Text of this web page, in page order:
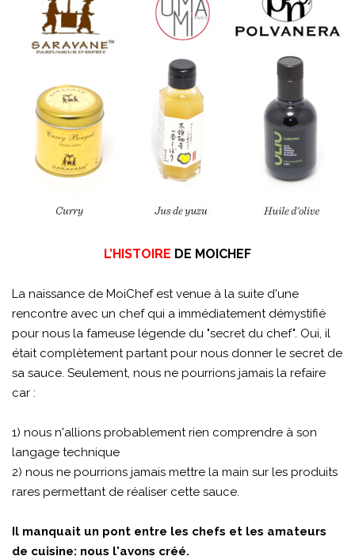
L’HISTOIRE DE MOICHEF
La naissance de MoiChef est venue à la suite d'une
rencontre avec un chef qui a immédiatement démystifié
pour nous la fameuse légende du "secret du chef". Oui, il
était complètement partant pour nous donner le secret de
sa sauce. Seulement, nous ne pourrions jamais la refaire
car :
1) nous n'allions probablement rien comprendre à son
langage technique
2) nous ne pourrions jamais mettre la main sur les produits
rares permettant de réaliser cette sauce.
Il manquait un pont entre les chefs et les amateurs
de cuisine: nous l'avons créé.